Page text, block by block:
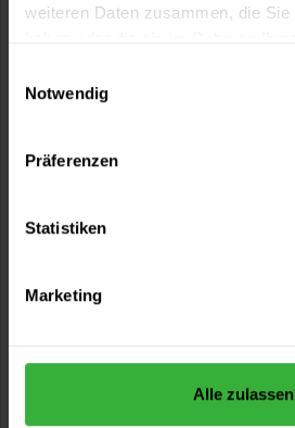
weiteren Daten zusammen, die Sie
Notwendig
Präferenzen
Statistiken
Marketing
Alle zulassen
aromatenfrei, Spitzenqualität,
Verfügbare Varianten